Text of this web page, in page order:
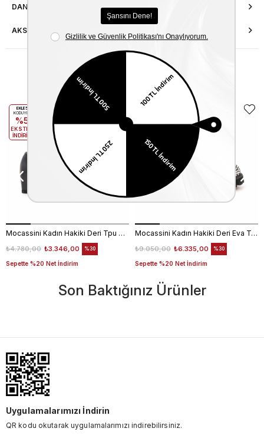
DANIŞMA HATTI
AKSESUAR ONARIMI
Benzer Ürünler
Mocassini Kadın Hakiki Deri Tpu Taban Siyah Günlük Ayakkabı
₺3.346,00
₺4.780,00
Sepette %20 Net İndirim
%30
EKLE5
KODUYLA
%5
EKSTRA
İNDİRİM
Mocassini Kadın Hakiki Deri Eva Taban Beyaz Günlük Ayakkabı
₺6.335,00
₺9.050,00
Sepette %20 Net İndirim
%30
Son Baktığınız Ürünler
Uygulamalarımızı İndirin
QR kodu okutarak uygulamalarımızı indirebilirsiniz.